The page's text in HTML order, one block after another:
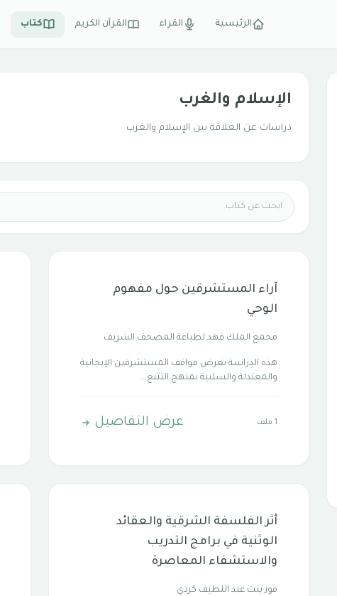
الرئيسية القراء القرآن الكريم كتاب
الإسلام والغرب
دراسات عن العلاقة بين الإسلام والغرب
آراء المستشرقين حول مفهوم
الوحي
مجمع الملك فهد لطباعة المصحف الشريف
هذه الدراسة تعرض مواقف المستشرقين الإيجابية
والمعتدلة والسلبية بمنهج التتبع...
1 ملف عرض التفاصيل
أثر الفلسفة الشرقية والعقائد
الوثنية في برامج التدريب
والاستشفاء المعاصرة
فوز بنت عبد اللطيف كردي